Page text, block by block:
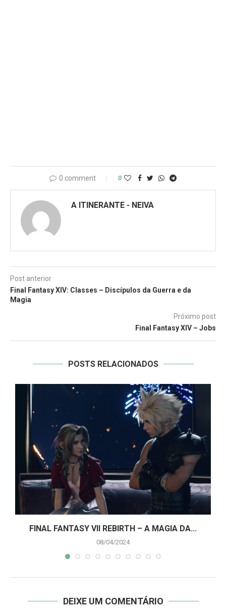
0 comment 0
A ITINERANTE - NEIVA
Post anterior
Final Fantasy XIV: Classes – Discípulos da Guerra e da
Magia
Próximo post
Final Fantasy XIV – Jobs
POSTS RELACIONADOS
FINAL FANTASY VII REBIRTH – A MAGIA DA...
08/04/2024
DEIXE UM COMENTÁRIO